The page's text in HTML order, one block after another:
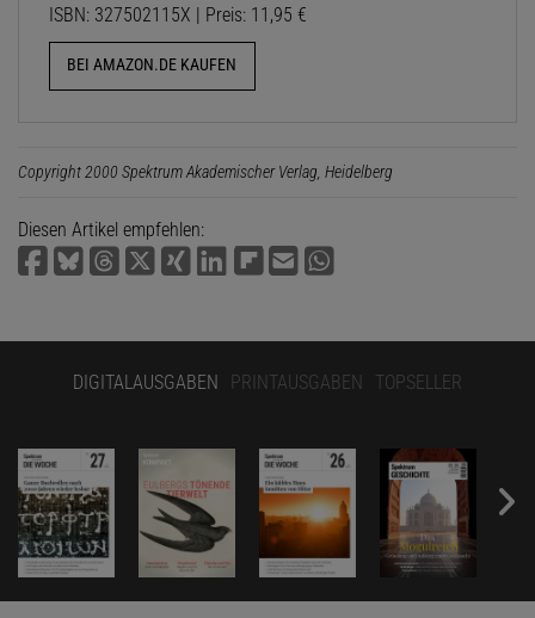
ISBN: 327502115X | Preis: 11,95 €
BEI AMAZON.DE KAUFEN
Copyright 2000 Spektrum Akademischer Verlag, Heidelberg
Diesen Artikel empfehlen:
DIGITALAUSGABEN PRINTAUSGABEN TOPSELLER